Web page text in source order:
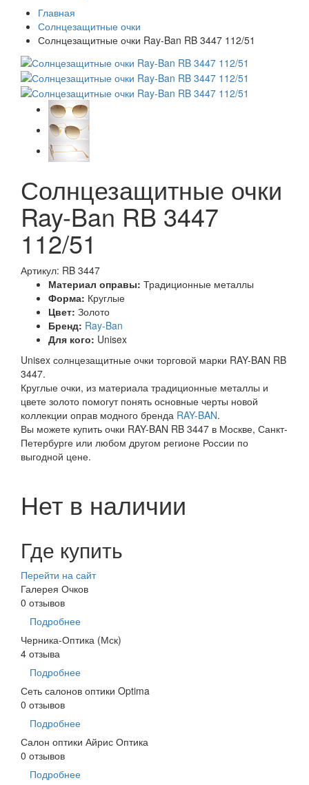
Главная
Солнцезащитные очки
Солнцезащитные очки Ray-Ban RB 3447 112/51
Солнцезащитные очки
Ray-Ban RB 3447
112/51
Артикул: RB 3447
Материал оправы: Традиционные металлы
Форма: Круглые
Цвет: Золото
Бренд: Ray-Ban
Для кого: Unisex
Unisex солнцезащитные очки торговой марки RAY-BAN RB
3447.
Круглые очки, из материала традиционные металлы и
цвете золото помогут понять основные черты новой
коллекции оправ модного бренда RAY-BAN.
Вы можете купить очки RAY-BAN RB 3447 в Москве, Санкт-
Петербурге или любом другом регионе России по
выгодной цене.
Нет в наличии
Где купить
Перейти на сайт
Галерея Очков
0 отзывов
Подробнее
Черника-Оптика (Мск)
4 отзыва
Подробнее
Сеть салонов оптики Optima
0 отзывов
Подробнее
Салон оптики Айрис Оптика
0 отзывов
Подробнее